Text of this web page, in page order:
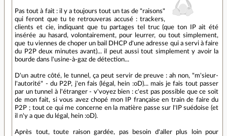
Pas tout à fait : il y a toujours tout un tas de "raisons"
qui feront que tu te retrouveras accusé : trackers,
clients et cie, indiquant que tu partages tel truc (que ton IP ait été
insérée au hasard, volontairement, pour leurrer, ou tout simplement,
que tu viennes de choper un bail DHCP d'une adresse qui a servi à faire
du P2P deux minutes avant)... il peut aussi tout simplement y avoir la
bourde dans l'usine-à-gaz de détection...
D'un autre côté, le tunnel, ça peut servir de preuve : ah non, "m'sieur-
l'autorité" - du P2P, j'en fais (légal, hein :oD)... mais je fais tout passer
par un tunnel à l'étranger - v'voyez bien : c'est pas possible que ce soit
de mon fait, si vous avez chopé mon IP française en train de faire du
P2P ; tout ce qui me concerne en la matière passe sur l'IP suédoise (et
il n'y a que du légal, hein :oD).
Après tout, toute raison gardée, pas besoin d'aller plus loin pour